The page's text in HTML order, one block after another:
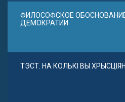
ФИЛОСОФСКОЕ
ДЕМОКРАТИИ
ТЭСТ. НА КОЛЬКІ ВЫ